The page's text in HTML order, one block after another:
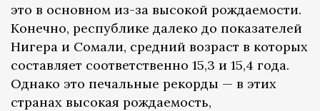
это в основном из-за высокой рождаемости.
Конечно, республике далеко до показателей
Нигера и Сомали, средний возраст в которых
составляет соответственно 15,3 и 15,4 года.
Однако это печальные рекорды — в этих
странах высокая рождаемость,